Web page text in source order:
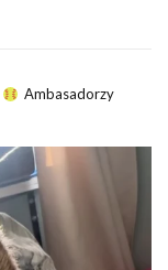
Ambasadorzy